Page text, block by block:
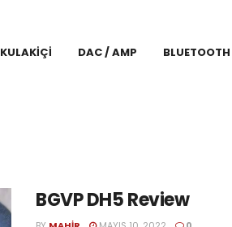
KULAKIÇI DAC / AMP BLUETOOTH
BGVP DH5 Review